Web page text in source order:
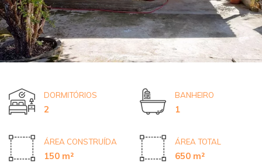
DORMITÓRIOS
2
BANHEIRO
1
ÁREA CONSTRUÍDA
150 m²
ÁREA TOTAL
650 m²